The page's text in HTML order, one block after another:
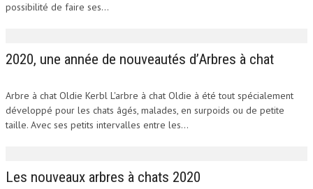
possibilité de faire ses...
2020, une année de nouveautés d’Arbres à chat
Arbre à chat Oldie Kerbl L'arbre à chat Oldie à été tout spécialement
développé pour les chats âgés, malades, en surpoids ou de petite
taille. Avec ses petits intervalles entre les...
Les nouveaux arbres à chats 2020